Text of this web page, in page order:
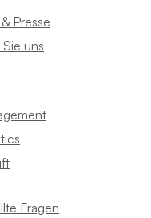
Presse
uns
Fragen